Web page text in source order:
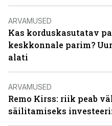
ARVAMUSED
Kas korduskasutatav
keskkonnale parim?
alati
ARVAMUSED
Remo Kirss: riik peab
säilitamiseks